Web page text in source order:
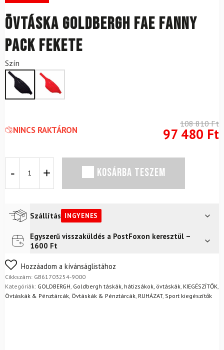
Övtáska GOLDBERGH Fae Fanny
Pack Fekete
Szín
NINCS RAKTÁRON
108 810Ft
97 480 Ft
GOLDBERGH
Fekete
mennyiség
KOSÁRBA TESZEM
Szállítás INGYENES
Futár a címreIngyenes
FoxPost
Egyszerű visszaküldés a PostFoxon keresztül –
1600 Ft
Nem biztos a választásában? Semmi gond – a terméket
egyszerűen visszaküldheti 14 napon belül, indoklás nélkül.
Mik a visszaküldés feltételei?
Hozzáadom a kívánságlistához
Cikkszám: GB61703254-9000
Kategóriák: GOLDBERGH Goldbergh táskák, hátizsákok, övtáskák KIEGÉSZÍTŐK
Övtáskák & Pénztárcák Övtáskák & Pénztárcák RUHÁZAT, Sport kiegészítők